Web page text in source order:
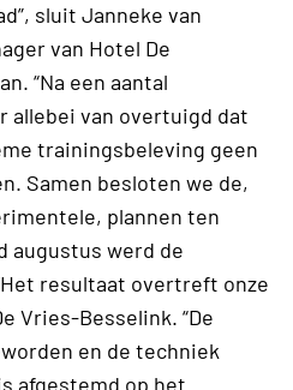
sluit Janneke van
van Hotel De
“Na een aantal
allebei van overtuigd dat
trainingsbeleving geen
Samen besloten we de,
plannen ten
augustus werd de
resultaat overtreft onze
Vries-Besselink. “De
en de techniek
afgestemd op het